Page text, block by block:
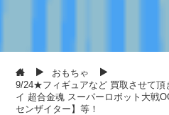
おもちゃ
9/24★フィギュアなど 買取させて頂
イ 超合金魂 スーパーロボット大戦
センザイター】等！